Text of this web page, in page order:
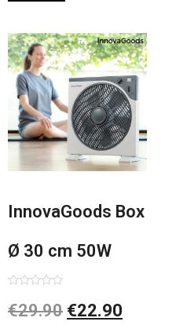
InnovaGoods Box
Ø 30 cm 50W
Baltai pilkas
0
iš
€29.90 €22.90